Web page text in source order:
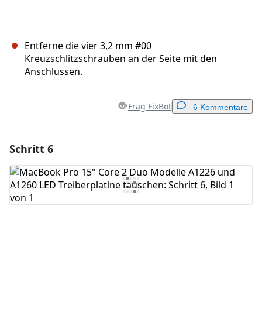
Entferne die vier 3,2 mm #00
Kreuzschlitzschrauben an der Seite mit den
Anschlüssen.
Frag FixBot 6 Kommentare
Kommentar hinzufügen
Schritt 6